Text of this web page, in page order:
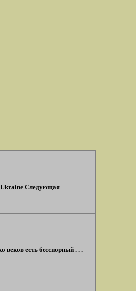
Ukraine Следующая
веков есть бесспорный . . .